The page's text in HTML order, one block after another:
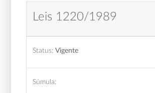
Leis 1220/1989
Status: Vigente
Súmula: